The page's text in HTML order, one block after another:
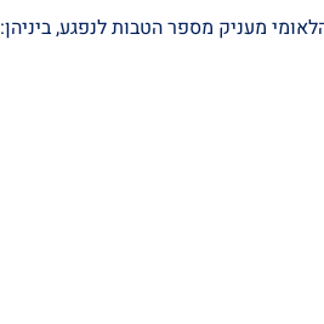
מעניק מספר הטבות לנפגע, ביניהן: